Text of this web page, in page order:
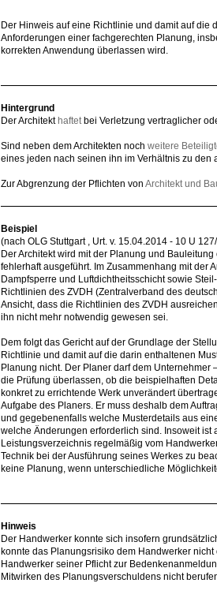
Der Hinweis auf eine Richtlinie und damit auf die
Anforderungen einer fachgerechten Planung,
korrekten Anwendung überlassen wird.
Hintergrund
Der Architekt haftetbei Verletzung vertraglicher
Sind neben dem Architekten noch weitere
eines jeden nach seinen ihn im Verhältnis zu den
Zur Abgrenzung der Pflichten von Architekt und
Beispiel
(nach OLG Stuttgart , Urt. v. 15.04.2014 - 10 U
Der Architekt wird mit der Planung und
fehlerhaft ausgeführt. Im Zusammenhang mit der
Dampfsperre und Luftdichtheitsschicht sowie
Richtlinien des ZVDH (Zentralverband des
Ansicht, dass die Richtlinien des ZVDH
ihn nicht mehr notwendig gewesen sei.
Dem folgt das Gericht auf der Grundlage der
Richtlinie und damit auf die darin enthaltenen
Planung nicht. Der Planer darf dem
die Prüfung überlassen, ob die beispielhaften
konkret zu errichtende Werk unverändert
Aufgabe des Planers. Er muss deshalb dem
und gegebenenfalls welche Musterdetails aus
welche Änderungen erforderlich sind. Insoweit
Leistungsverzeichnis regelmäßig vom
Technik bei der Ausführung seines Werkes zu
keine Planung, wenn unterschiedliche
Hinweis
Der Handwerker konnte sich insofern
konnte das Planungsrisiko dem Handwerker
Handwerker seiner Pflicht zur
Mitwirken des Planungsverschuldens nicht